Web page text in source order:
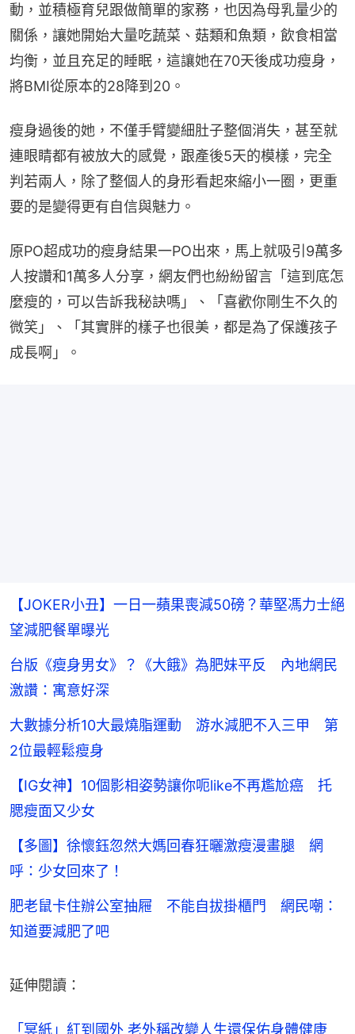
動，並積極育兒跟做簡單的家務，也因為母乳量少的
關係，讓她開始大量吃蔬菜、菇類和魚類，飲食相當
均衡，並且充足的睡眠，這讓她在70天後成功瘦身，
將BMI從原本的28降到20。
瘦身過後的她，不僅手臂變細肚子整個消失，甚至就
連眼睛都有被放大的感覺，跟產後5天的模樣，完全
判若兩人，除了整個人的身形看起來縮小一圈，更重
要的是變得更有自信與魅力。
原PO超成功的瘦身結果一PO出來，馬上就吸引9萬多
人按讚和1萬多人分享，網友們也紛紛留言「這到底怎
麼瘦的，可以告訴我秘訣嗎」、「喜歡你剛生不久的
微笑」、「其實胖的樣子也很美，都是為了保護孩子
成長啊」。
【JOKER小丑】一日一蘋果喪減50磅？華堅馮力士絕
望減肥餐單曝光
台版《瘦身男女》？《大餓》為肥妹平反 內地網民
激讚：寓意好深
大數據分析10大最燒脂運動 游水減肥不入三甲 第
2位最輕鬆瘦身
【IG女神】10個影相姿勢讓你呃like不再尷尬癌 托
腮瘦面又少女
【多圖】徐懷鈺忽然大媽回春狂曬激瘦漫畫腿 網
呼：少女回來了！
肥老鼠卡住辦公室抽屜 不能自拔掛櫃門 網民嘲：
知道要減肥了吧
延伸閱讀：
「冥紙」紅到國外 老外稱改變人生還保佑身體健康